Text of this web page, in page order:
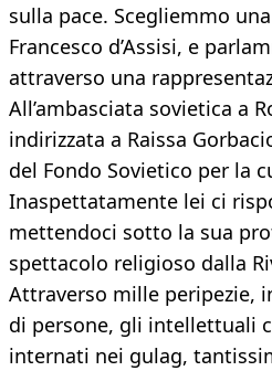
sulla pace. Scegliemmo
Francesco d’Assisi, e
attraverso una
All’ambasciata sovietica a
indirizzata a Raissa
del Fondo Sovietico per la
Inaspettatamente lei ci
mettendoci sotto la sua
spettacolo religioso dalla
Attraverso mille peripezie,
di persone, gli intellettuali
internati nei gulag,